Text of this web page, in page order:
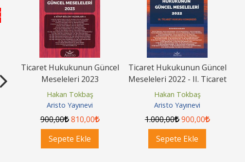
Vekalet Sözleşmeleri Kısa
Şerhi Türk Borçlar Kanunu
Kısa Şerhi Projesi
Hakan Tokbaş
Yeni Hukuk Kitabı
HMGS 2026 Nisan Sınavı
Çıkmış Soruları ve Detaylı
Çözümleri
Aristohocam
Ticaret Hukukunun Güncel
Meseleleri 2023
Hakan Tokbaş
Aristo Yayınevi
900,00 810,00
Sepete Ekle
Ticaret Hukukunun Güncel
Meseleleri 2022 - II. Ticaret
Hukuku Kongresi
Hakan Tokbaş
Aristo Yayınevi
1.000,00 900,00
Sepete Ekle